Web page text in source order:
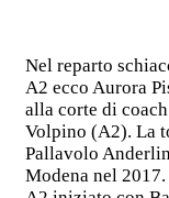
Nel reparto
A2 ecco Aurora
alla corte di
Volpino (A2). La
Pallavolo
Modena nel